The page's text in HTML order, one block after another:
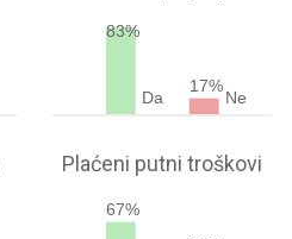
83%
Da
17%
Ne
Plaćeni putni troškovi
67%